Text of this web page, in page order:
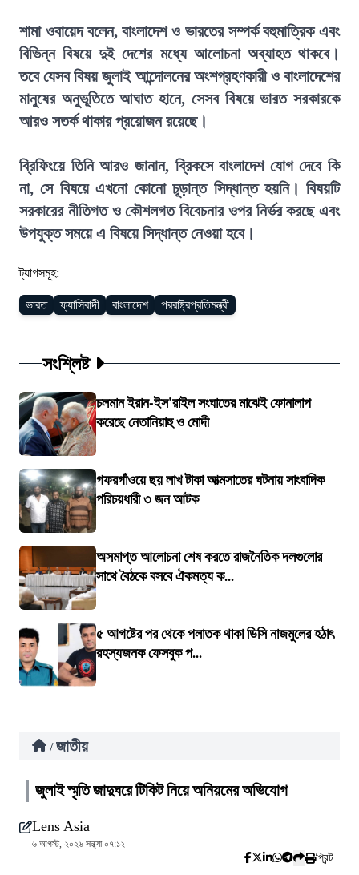
শামা ওবায়েদ বলেন, বাংলাদেশ ও ভারতের সম্পর্ক বহুমাত্রিক এবং
বিভিন্ন বিষয়ে দুই দেশের মধ্যে আলোচনা অব্যাহত থাকবে।
তবে যেসব বিষয় জুলাই আন্দোলনের অংশগ্রহণকারী ও বাংলাদেশের
মানুষের অনুভূতিতে আঘাত হানে, সেসব বিষয়ে ভারত সরকারকে
আরও সতর্ক থাকার প্রয়োজন রয়েছে।
ব্রিফিংয়ে তিনি আরও জানান, ব্রিকসে বাংলাদেশ যোগ দেবে কি
না, সে বিষয়ে এখনো কোনো চূড়ান্ত সিদ্ধান্ত হয়নি। বিষয়টি
সরকারের নীতিগত ও কৌশলগত বিবেচনার ওপর নির্ভর করছে এবং
উপযুক্ত সময়ে এ বিষয়ে সিদ্ধান্ত নেওয়া হবে।
ট্যাগসমূহ:
ভারত ফ্যাসিবাদী বাংলাদেশ পররাষ্ট্রপ্রতিমন্ত্রী
সংশ্লিষ্ট
চলমান ইরান-ইস'রাইল সংঘাতের মাঝেই ফোনালাপ
করেছে নেতানিয়াহু ও মোদী
গফরগাঁওয়ে ছয় লাখ টাকা আত্মসাতের ঘটনায় সাংবাদিক
পরিচয়ধারী ৩ জন আটক
অসমাপ্ত আলোচনা শেষ করতে রাজনৈতিক দলগুলোর
সাথে বৈঠকে বসবে ঐকমত্য ক...
৫ আগষ্টের পর থেকে পলাতক থাকা ডিসি নাজমুলের হঠাৎ
রহস্যজনক ফেসবুক প...
/ জাতীয়
জুলাই স্মৃতি জাদুঘরে টিকিট নিয়ে অনিয়মের অভিযোগ
Lens Asia
৬ আগস্ট, ২০২৬ সন্ধ্যা ০৭:১২
প্রিন্ট